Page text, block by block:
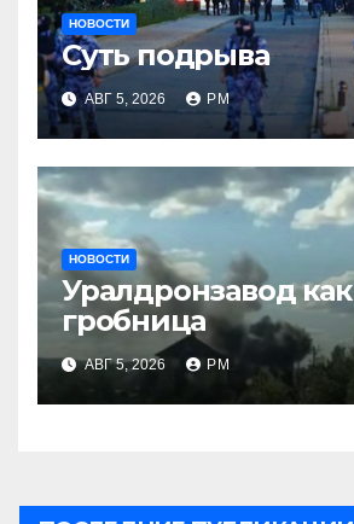
НОВОСТИ
Суть подрыва
АВГ 5, 2026 РМ
НОВОСТИ
Уралдронзавод как
гробница
АВГ 5, 2026 РМ